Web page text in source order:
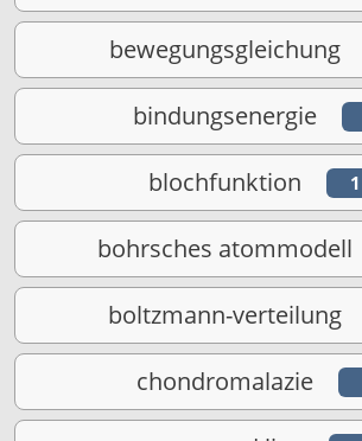
bewegungsgleichung
bindungsenergie
blochfunktion 1
bohrsches atommodell
boltzmann-verteilung
chondromalazie